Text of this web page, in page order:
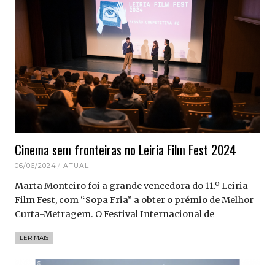
Cinema sem fronteiras no Leiria Film Fest 2024
06/06/2024 ATUAL
Marta Monteiro foi a grande vencedora do 11.º Leiria
Film Fest, com “Sopa Fria” a obter o prémio de Melhor
Curta-Metragem. O Festival Internacional de
LER MAIS